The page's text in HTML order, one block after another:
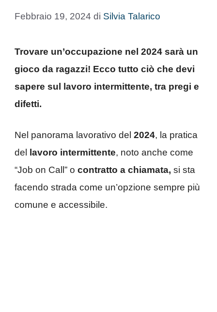
Febbraio 19, 2024 di Silvia Talarico
Trovare un’occupazione nel 2024 sarà un
gioco da ragazzi! Ecco tutto ciò che devi
sapere sul lavoro intermittente, tra pregi e
difetti.
Nel panorama lavorativo del 2024, la pratica
del
lavoro intermittente, noto anche come
“Job on Call” o contratto a chiamata, si sta
facendo strada come un’opzione sempre più
comune e accessibile.